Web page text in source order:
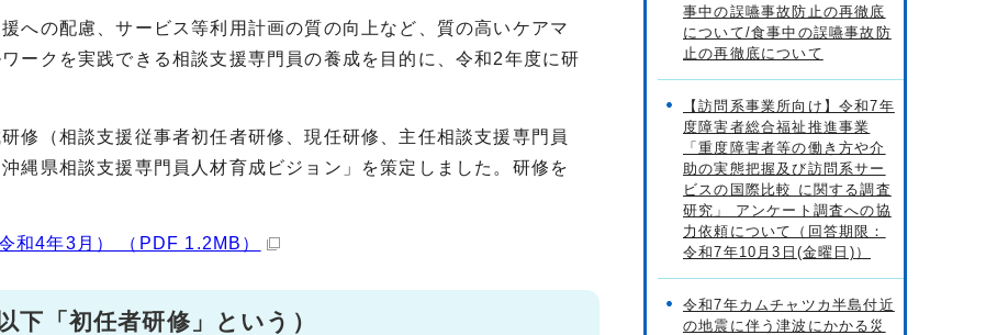
への配慮、サービス等利用計画の質の向上など、質の高いケアマ
ークを実践できる相談支援専門員の養成を目的に、令和2年度に研
修（相談支援従事者初任者研修、現任研修、主任相談支援専門員
縄県相談支援専門員人材育成ビジョン」を策定しました。研修を
和4年3月） （PDF 1.2MB）
下「初任者研修」という）
事中の誤嚥事故防止の再徹底
について/食事中の誤嚥事故防
止の再徹底について
【訪問系事業所向け】令和7年
度障害者総合福祉推進事業
「重度障害者等の働き方や介
助の実態把握及び訪問系サー
ビスの国際比較 に関する調査
研究」 アンケート調査への協
力依頼について（回答期限：
令和7年10月3日(金曜日)）
令和7年カムチャツカ半島付近
の地震に伴う津波にかかる災